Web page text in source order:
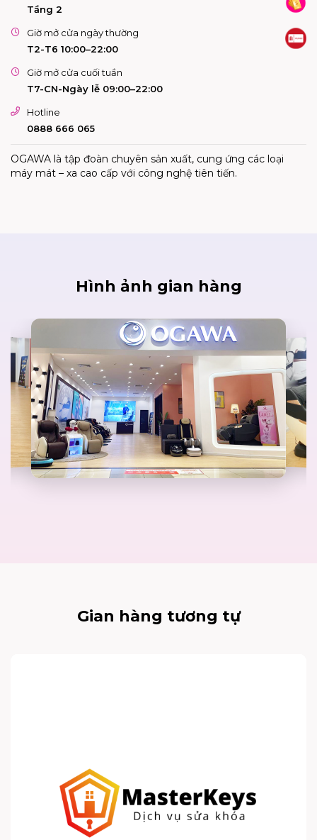
Tầng 2
Giờ mở cửa ngày thường
T2-T6 10:00–22:00
Giờ mở cửa cuối tuần
T7-CN-Ngày lễ 09:00–22:00
Hotline
0888 666 065
OGAWA là tập đoàn chuyên sản xuất, cung ứng các loại
máy mát – xa cao cấp với công nghệ tiên tiến.
Hình ảnh gian hàng
Gian hàng tương tự